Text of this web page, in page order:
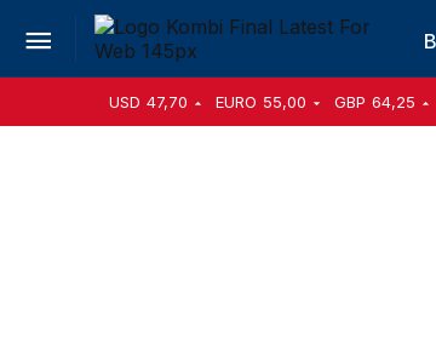
USD 47,70 EURO 55,00 GBP 64,25